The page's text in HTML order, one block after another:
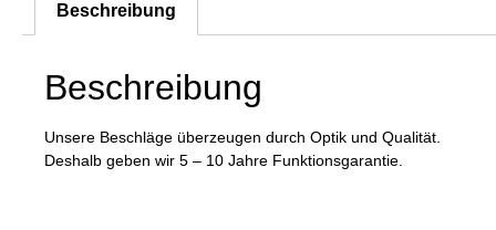
Beschreibung
Beschreibung
Unsere Beschläge überzeugen durch Optik und Qualität.
Deshalb geben wir 5 – 10 Jahre Funktionsgarantie.